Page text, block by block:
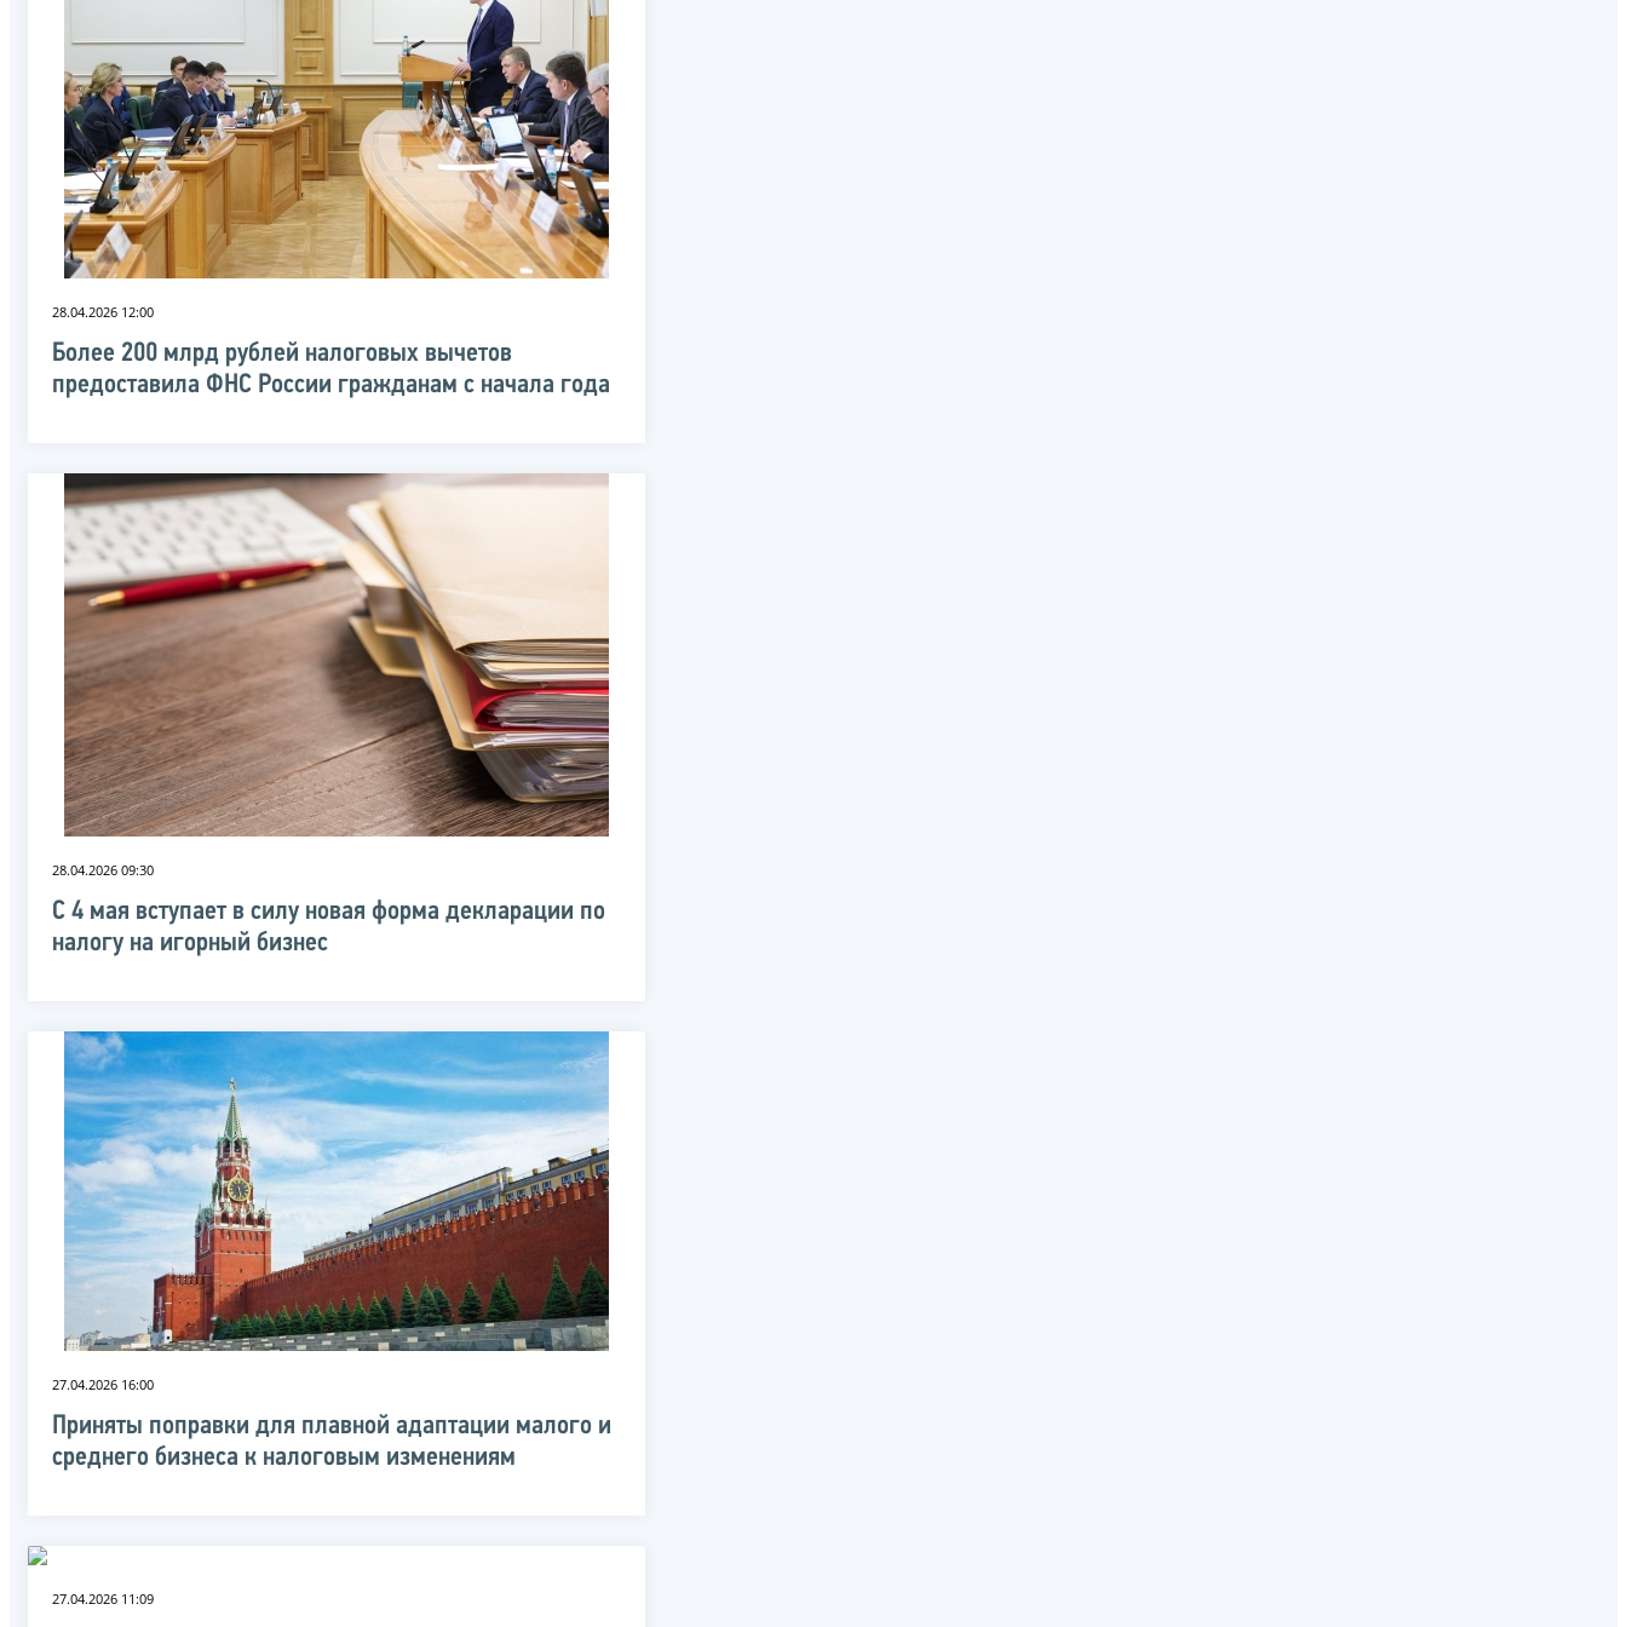
28.04.2026 12:00
Более 200 млрд рублей налоговых вычетов
предоставила ФНС России гражданам с начала года
28.04.2026 09:30
С 4 мая вступает в силу новая форма декларации по
налогу на игорный бизнес
27.04.2026 16:00
Приняты поправки для плавной адаптации малого и
среднего бизнеса к налоговым изменениям
27.04.2026 11:09